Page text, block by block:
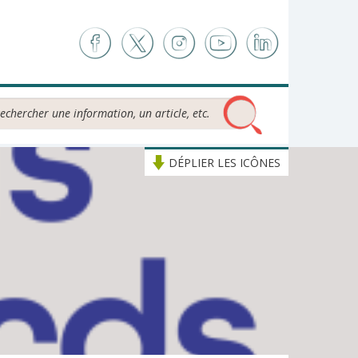
DÉPLIER LES ICÔNES